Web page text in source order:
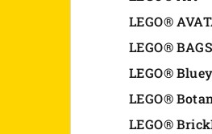
LEGO®
LEGO® BAGS
LEGO® Bluey
LEGO®
LEGO®